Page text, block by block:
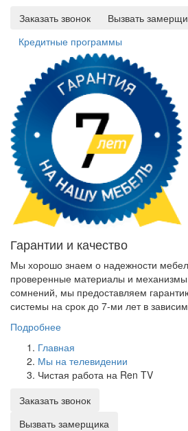
Заказать звонок
Вызвать
Кредитные программы
Гарантии и качество
Мы хорошо знаем о надежности
проверенные материалы и
сомнений, мы предоставляем
системы на срок до 7-ми лет в
Подробнее
Главная
Мы на телевидении
Чистая работа на Ren TV
Заказать звонок
Вызвать замерщика